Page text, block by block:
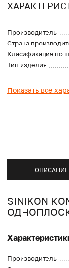
Производитель
Страна
Класификация по
Тип изделия
Показать все
ОПИСАНИЕ
SINIKON
Производитель